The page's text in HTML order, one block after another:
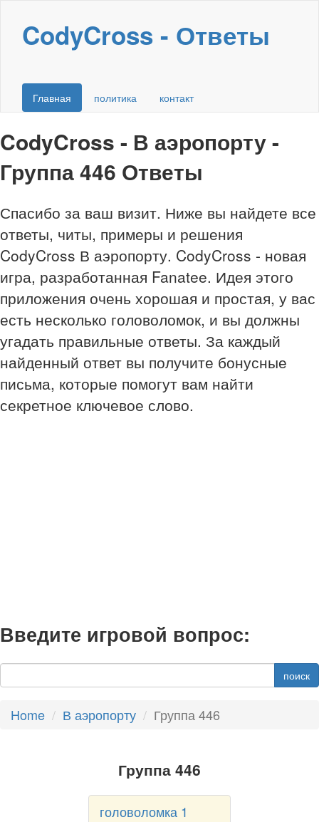
CodyCross - Ответы
Главная политика контакт
CodyCross - В аэропорту -
Группа 446 Ответы
Спасибо за ваш визит. Ниже вы найдете все
ответы, читы, примеры и решения
CodyCross В аэропорту. CodyCross - новая
игра, разработанная Fanatee. Идея этого
приложения очень хорошая и простая, у вас
есть несколько головоломок, и вы должны
угадать правильные ответы. За каждый
найденный ответ вы получите бонусные
письма, которые помогут вам найти
секретное ключевое слово.
Введите игровой вопрос:
поиск
Home В аэропорту Группа 446
Группа 446
головоломка 1